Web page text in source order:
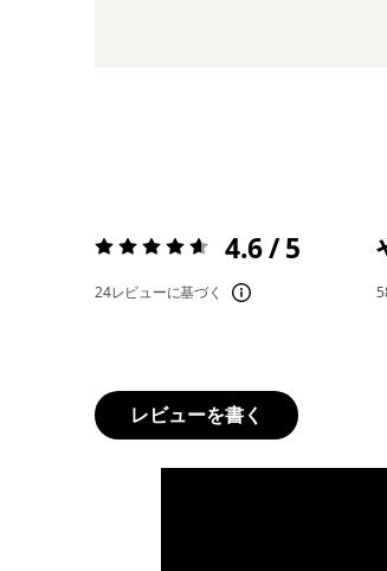
評価:4.6 / 5 4.6 / 5
24レビューに基づく
レビューを書く